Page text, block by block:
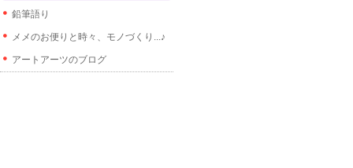
鉛筆語り
メメのお便りと時々、モノづくり...♪
アートアーツのブログ